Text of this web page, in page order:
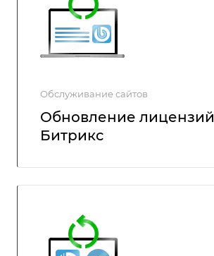
Обслуживание сайтов
Обновление лицензий
Битрикс